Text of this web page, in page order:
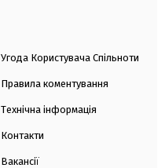
Угода Користувача Спільноти
Правила коментування
Технічна інформація
Контакти
Вакансії